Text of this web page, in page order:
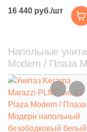
Модерн подвесной
безободковый белый
16 440 руб./шт
Напольные
Modern / Плаза